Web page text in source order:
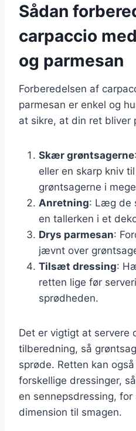
Sådan
carpaccio
og parmesan
Forberedelsen af
parmesan er enkel og
at sikre, at din ret bliver
Skær grøntsagerne
eller en skarp kniv
grøntsagerne i
Anretning: Læg de
en tallerken i et
Drys parmesan:
jævnt over
Tilsæt dressing:
retten lige før
sprødheden.
Det er vigtigt at servere
tilberedning, så
sprøde. Retten kan
forskellige dressinger,
en sennepsdressing,
dimension til smagen.